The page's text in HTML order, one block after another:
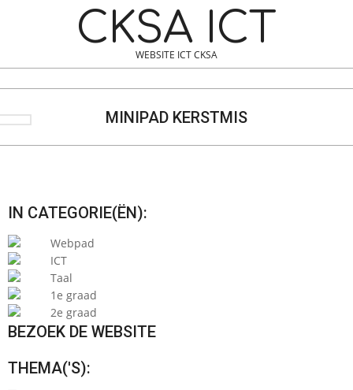
CKSA ICT
WEBSITE ICT CKSA
MINIPAD KERSTMIS
IN CATEGORIE(ËN):
Webpad
ICT
Taal
1e graad
2e graad
BEZOEK DE WEBSITE
THEMA('S):